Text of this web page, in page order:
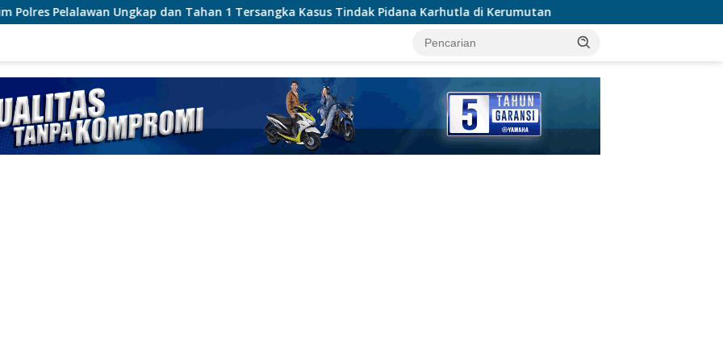
dan Tahan 1 Tersangka Kasus Tindak Pidana Karhutla di Kerumutan Polsek Karawaci Tangkap Pelaku